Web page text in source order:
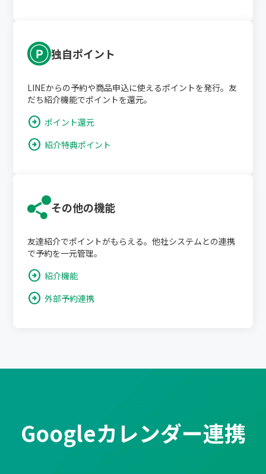
独自ポイント
LINEからの予約や商品申込に使えるポイントを発行。友
だち紹介機能でポイントを還元。
arrow_circle_right ポイント還元
arrow_circle_right 紹介特典ポイント
その他の機能
友達紹介でポイントがもらえる。他社システムとの連携
で予約を一元管理。
arrow_circle_right 紹介機能
arrow_circle_right 外部予約連携
Googleカレンダー連携